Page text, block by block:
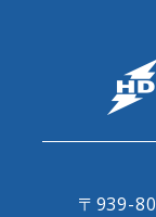
〒939-